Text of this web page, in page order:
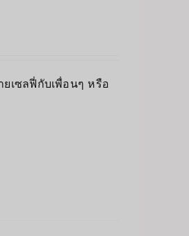
ยเซลฟี่กับเพื่อนๆ หรือ